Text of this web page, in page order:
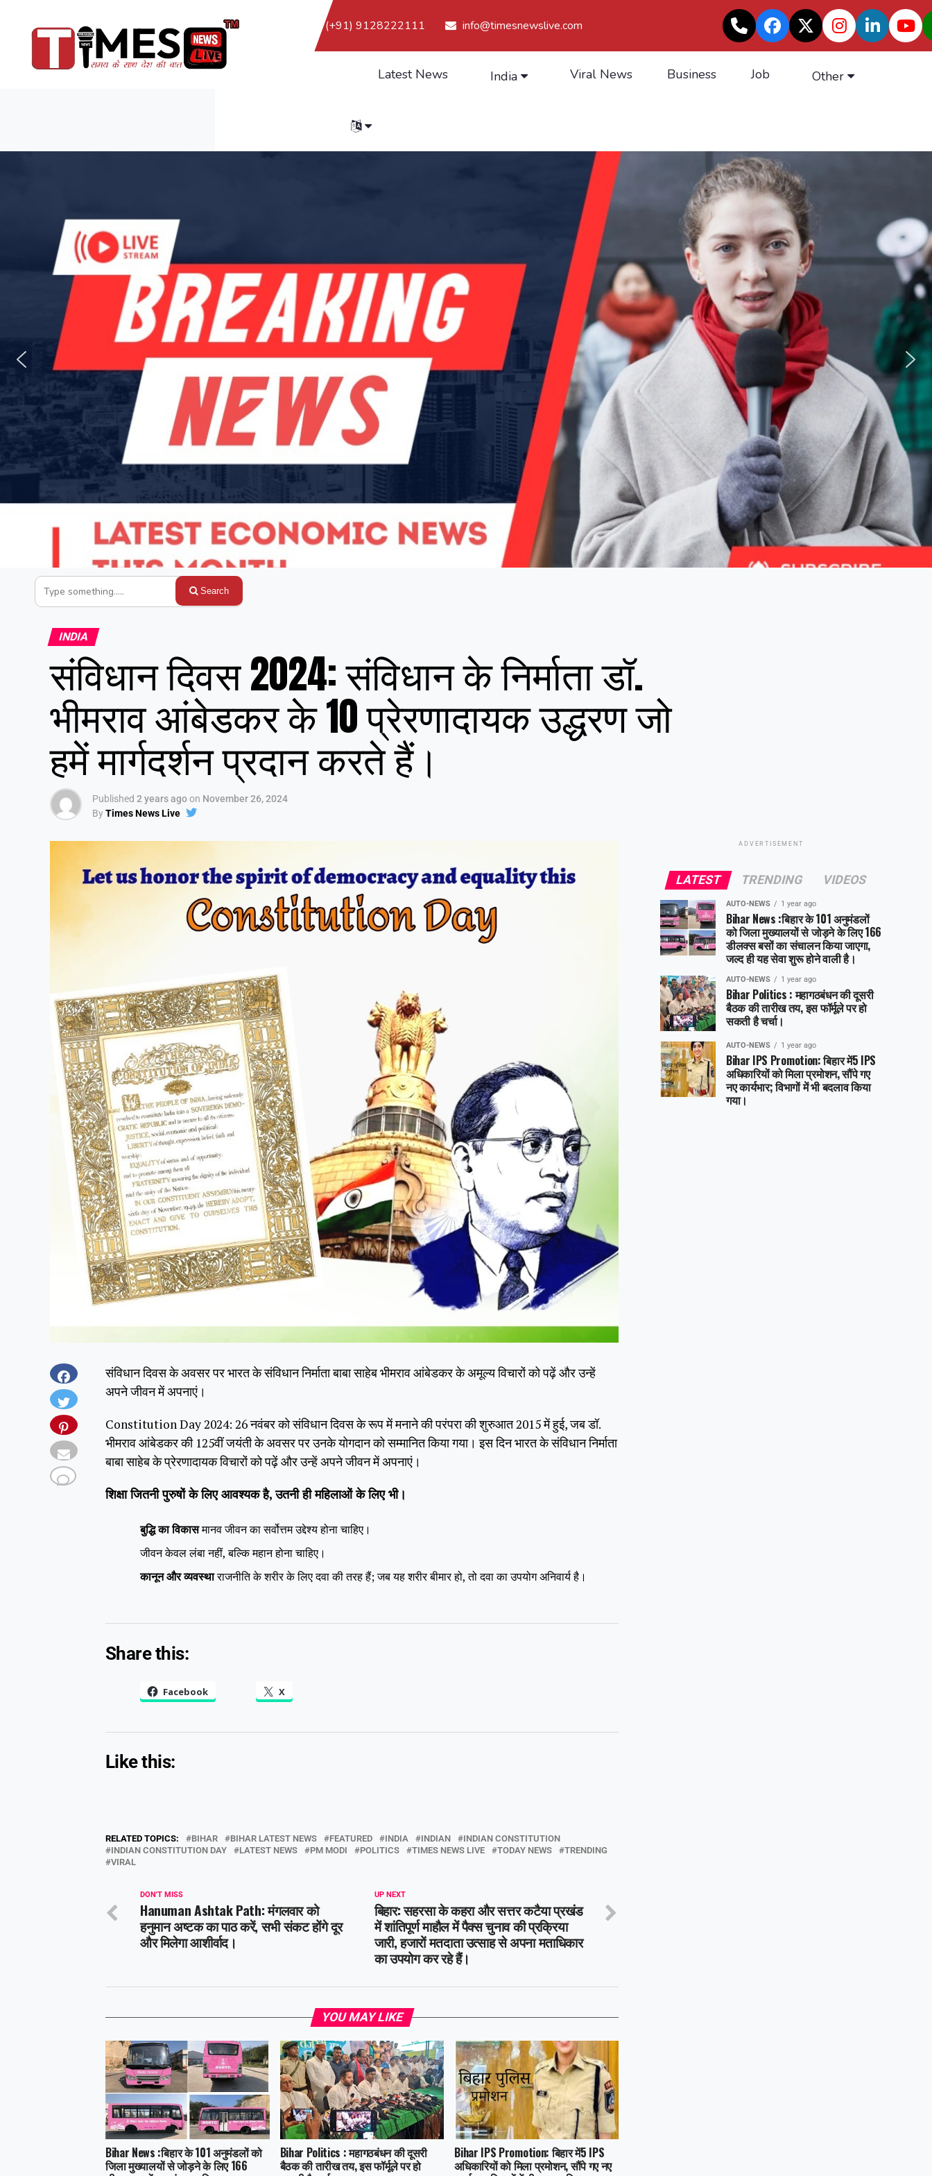
(+91) 9128222111 info@timesnewslive.com
Latest News India Viral News Business Job Other
Search
INDIA
संविधान दिवस 2024: संविधान के निर्माता डॉ.
भीमराव आंबेडकर के 10 प्रेरणादायक उद्धरण जो
हमें मार्गदर्शन प्रदान करते हैं।
Published 2 years agoon November 26, 2024
ByTimes News Live
संविधान दिवस के अवसर पर भारत के संविधान निर्माता बाबा साहेब भीमराव आंबेडकर के अमूल्य विचारों को पढ़ें और उन्हें
अपने जीवन में अपनाएं।
Constitution Day 2024: 26 नवंबर को संविधान दिवस के रूप में मनाने की परंपरा की शुरुआत 2015 में हुई, जब डॉ.
भीमराव आंबेडकर की 125वीं जयंती के अवसर पर उनके योगदान को सम्मानित किया गया। इस दिन भारत के संविधान निर्माता
बाबा साहेब के प्रेरणादायक विचारों को पढ़ें और उन्हें अपने जीवन में अपनाएं।
शिक्षा जितनी पुरुषों के लिए आवश्यक है, उतनी ही महिलाओं के लिए भी।
बुद्धि का विकासमानव जीवन का सर्वोत्तम उद्देश्य होना चाहिए।
जीवन केवल लंबा नहीं, बल्कि महान होना चाहिए।
कानून और व्यवस्थाराजनीति के शरीर के लिए दवा की तरह हैं; जब यह शरीर बीमार हो, तो दवा का उपयोग अनिवार्य है।
Share this:
Facebook X
Like this:
RELATED TOPICS: BIHAR BIHAR LATEST NEWS FEATURED INDIA INDIAN
INDIAN CONSTITUTION
INDIAN CONSTITUTION DAY
LATEST NEWS PM MODI POLITICS TIMES NEWS LIVE TODAY NEWS
TRENDING
VIRAL
UP NEXT
बिहार: सहरसा के कहरा और सत्तर कटैया प्रखंड
में शांतिपूर्ण माहौल में पैक्स चुनाव की प्रक्रिया
जारी, हजारों मतदाता उत्साह से अपना मताधिकार
का उपयोग कर रहे हैं।
DON'T MISS
Hanuman Ashtak Path: मंगलवार को
हनुमान अष्टक का पाठ करें, सभी संकट होंगे दूर
और मिलेगा आशीर्वाद।
YOU MAY LIKE
Bihar News :बिहार के 101 अनुमंडलों को
जिला मुख्यालयों से जोड़ने के लिए 166
Bihar Politics : महागठबंधन की दूसरी
बैठक की तारीख तय, इस फॉर्मूले पर हो
Bihar IPS Promotion: बिहार में5 IPS
अधिकारियों को मिला प्रमोशन, सौंपे गए नए
ADVERTISEMENT
LATEST TRENDING VIDEOS
AUTO-NEWS 1 year ago
Bihar News :बिहार के 101 अनुमंडलों
को जिला मुख्यालयों से जोड़ने के लिए 166
डीलक्स बसों का संचालन किया जाएगा,
जल्द ही यह सेवा शुरू होने वाली है।
AUTO-NEWS 1 year ago
Bihar Politics : महागठबंधन की दूसरी
बैठक की तारीख तय, इस फॉर्मूले पर हो
सकती है चर्चा।
AUTO-NEWS 1 year ago
Bihar IPS Promotion: बिहार में5 IPS
अधिकारियों को मिला प्रमोशन, सौंपे गए
नए कार्यभार; विभागों में भी बदलाव किया
गया।